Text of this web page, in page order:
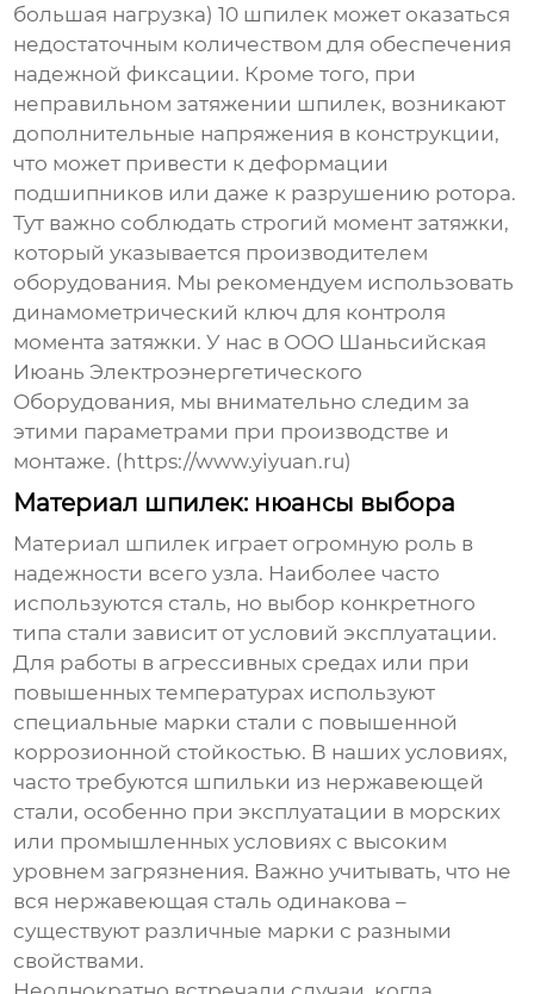
большая нагрузка)10 шпилек может оказаться
недостаточным количеством для обеспечения
надежной фиксации. Кроме того, при
неправильном затяжении шпилек, возникают
дополнительные напряжения в конструкции,
что может привести к деформации
подшипников или даже к разрушению ротора.
Тут важно соблюдать строгий момент затяжки,
который указывается производителем
оборудования. Мы рекомендуем использовать
динамометрический ключ для контроля
момента затяжки. У нас в ООО Шаньсийская
Июань Электроэнергетического
Оборудования, мы внимательно следим за
этими параметрами при производстве и
монтаже. (https://www.yiyuan.ru)
Материал шпилек: нюансы выбора
Материал шпилек играет огромную роль в
надежности всего узла. Наиболее часто
используются сталь, но выбор конкретного
типа стали зависит от условий эксплуатации.
Для работы в агрессивных средах или при
повышенных температурах используют
специальные марки стали с повышенной
коррозионной стойкостью. В наших условиях,
часто требуются шпильки из нержавеющей
стали, особенно при эксплуатации в морских
или промышленных условиях с высоким
уровнем загрязнения. Важно учитывать, что не
вся нержавеющая сталь одинакова –
существуют различные марки с разными
свойствами.